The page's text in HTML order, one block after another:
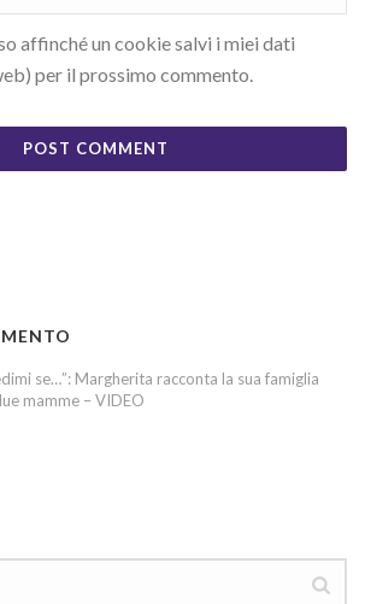
affinché un cookie salvi i miei dati
per il prossimo commento.
se…”: Margherita racconta la sua famiglia
mamme – VIDEO